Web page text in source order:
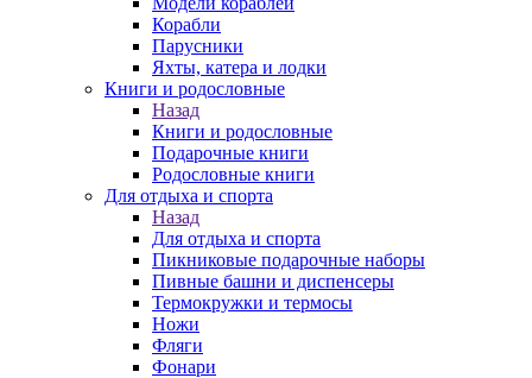
Корабли
Парусники
Яхты, катера и лодки
Книги и родословные
Назад
Книги и родословные
Подарочные книги
Родословные книги
Для отдыха и спорта
Назад
Для отдыха и спорта
Пикниковые подарочные наборы
Пивные башни и диспенсеры
Термокружки и термосы
Ножи
Фляги
Фонари